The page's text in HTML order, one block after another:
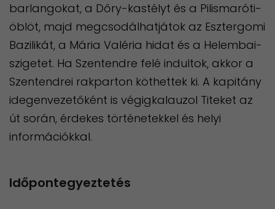
barlangokat, a Dőry-kastélyt és a Pilismaróti-
öblöt, majd megcsodálhatjátok az Esztergomi
Bazilikát, a Mária Valéria hidat és a Helembai-
szigetet. Ha Szentendre felé indultok, akkor a
Szentendrei rakparton köthettek ki. A kapitány
idegenvezetőként is végigkalauzol Titeket az
út során, érdekes történetekkel és helyi
információkkal.
Időpontegyeztetés